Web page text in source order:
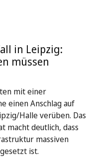
in Leipzig:
müssen
mit einer
einen Anschlag auf
Halle verüben. Das
macht deutlich, dass
massiven
ist.